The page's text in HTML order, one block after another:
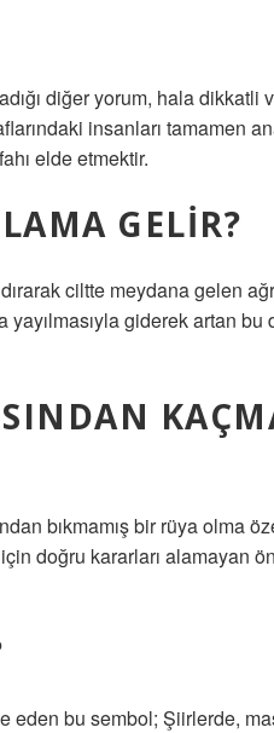
diğer yorum, hala dikkatli
insanları tamamen
elde etmektir.
GELIR?
ciltte meydana gelen
giderek artan
bıkmamış bir rüya olma
doğru kararları alamayan
eden bu sembol; Şiirlerde,